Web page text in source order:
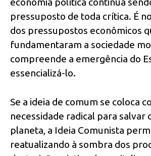
pressuposto de toda crítica. É
dos pressupostos econômicos
fundamentaram a sociedade
compreende a emergência do
essencializá-lo.
Se a ideia de comum se coloca
necessidade radical para salvar
planeta, a Ideia Comunista
reatualizando à sombra dos